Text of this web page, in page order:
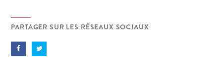
PARTAGER SUR LES RÉSEAUX SOCIAUX